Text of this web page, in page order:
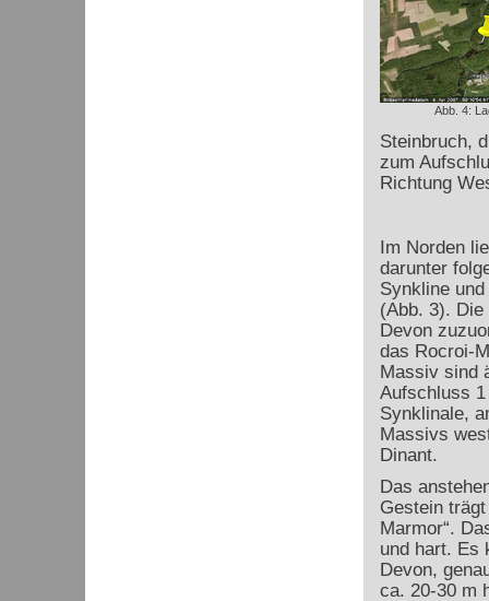
Abb. 4:
Steinbruch,
zum
Richtung
Im Norden
darunter
Synkline
(Abb. 3).
Devon
das Rocroi-
Massiv sind
Aufschluss
Synklinale,
Massivs
Dinant.
Das
Gestein
Marmor“.
und hart. Es
Devon,
ca. 20-30 m